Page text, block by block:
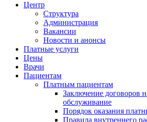
Центр
Структура
Администрация
Вакансии
Новости и анонсы
Платные услуги
Цены
Врачи
Пациентам
Платным пациентам
Заключение договоров
обслуживание
Порядок оказания
Правила внутреннего